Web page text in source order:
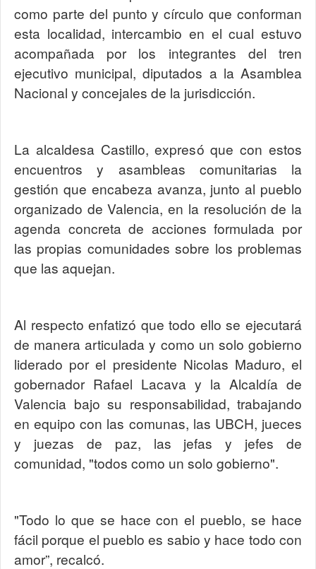
como parte del punto y círculo que conforman
esta localidad, intercambio en el cual estuvo
acompañada por los integrantes del tren
ejecutivo municipal, diputados a la Asamblea
Nacional y concejales de la jurisdicción.
La alcaldesa Castillo, expresó que con estos
encuentros y asambleas comunitarias la
gestión que encabeza avanza, junto al pueblo
organizado de Valencia, en la resolución de la
agenda concreta de acciones formulada por
las propias comunidades sobre los problemas
que las aquejan.
Al respecto enfatizó que todo ello se ejecutará
de manera articulada y como un solo gobierno
liderado por el presidente Nicolas Maduro, el
gobernador Rafael Lacava y la Alcaldía de
Valencia bajo su responsabilidad, trabajando
en equipo con las comunas, las UBCH, jueces
y juezas de paz, las jefas y jefes de
comunidad, "todos como un solo gobierno".
"Todo lo que se hace con el pueblo, se hace
fácil porque el pueblo es sabio y hace todo con
amor”, recalcó.